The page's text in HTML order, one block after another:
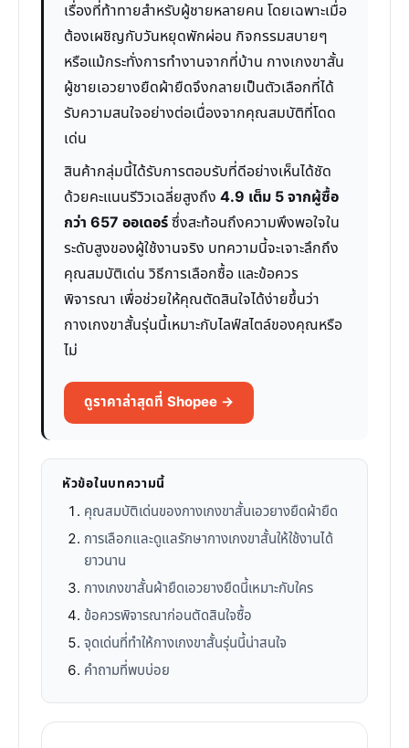
เรื่องที่ท้าทายสำหรับผู้ชายหลายคน โดยเฉพาะเมื่อ
ต้องเผชิญกับวันหยุดพักผ่อน กิจกรรมสบายๆ
หรือแม้กระทั่งการทำงานจากที่บ้าน กางเกงขาสั้น
ผู้ชายเอวยางยืดผ้ายืดจึงกลายเป็นตัวเลือกที่ได้
รับความสนใจอย่างต่อเนื่องจากคุณสมบัติที่โดด
เด่น
สินค้ากลุ่มนี้ได้รับการตอบรับที่ดีอย่างเห็นได้ชัด
ด้วยคะแนนรีวิวเฉลี่ยสูงถึง 4.9 เต็ม 5 จากผู้ซื้อ
กว่า 657 ออเดอร์ซึ่งสะท้อนถึงความพึงพอใจใน
ระดับสูงของผู้ใช้งานจริง บทความนี้จะเจาะลึกถึง
คุณสมบัติเด่น วิธีการเลือกซื้อ และข้อควร
พิจารณา เพื่อช่วยให้คุณตัดสินใจได้ง่ายขึ้นว่า
กางเกงขาสั้นรุ่นนี้เหมาะกับไลฟ์สไตล์ของคุณหรือ
ไม่
ดูราคาล่าสุดที่ Shopee →
หัวข้อในบทความนี้
คุณสมบัติเด่นของกางเกงขาสั้นเอวยางยืดผ้ายืด
การเลือกและดูแลรักษากางเกงขาสั้นให้ใช้งานได้
ยาวนาน
กางเกงขาสั้นผ้ายืดเอวยางยืดนี้เหมาะกับใคร
ข้อควรพิจารณาก่อนตัดสินใจซื้อ
จุดเด่นที่ทำให้กางเกงขาสั้นรุ่นนี้น่าสนใจ
คำถามที่พบบ่อย